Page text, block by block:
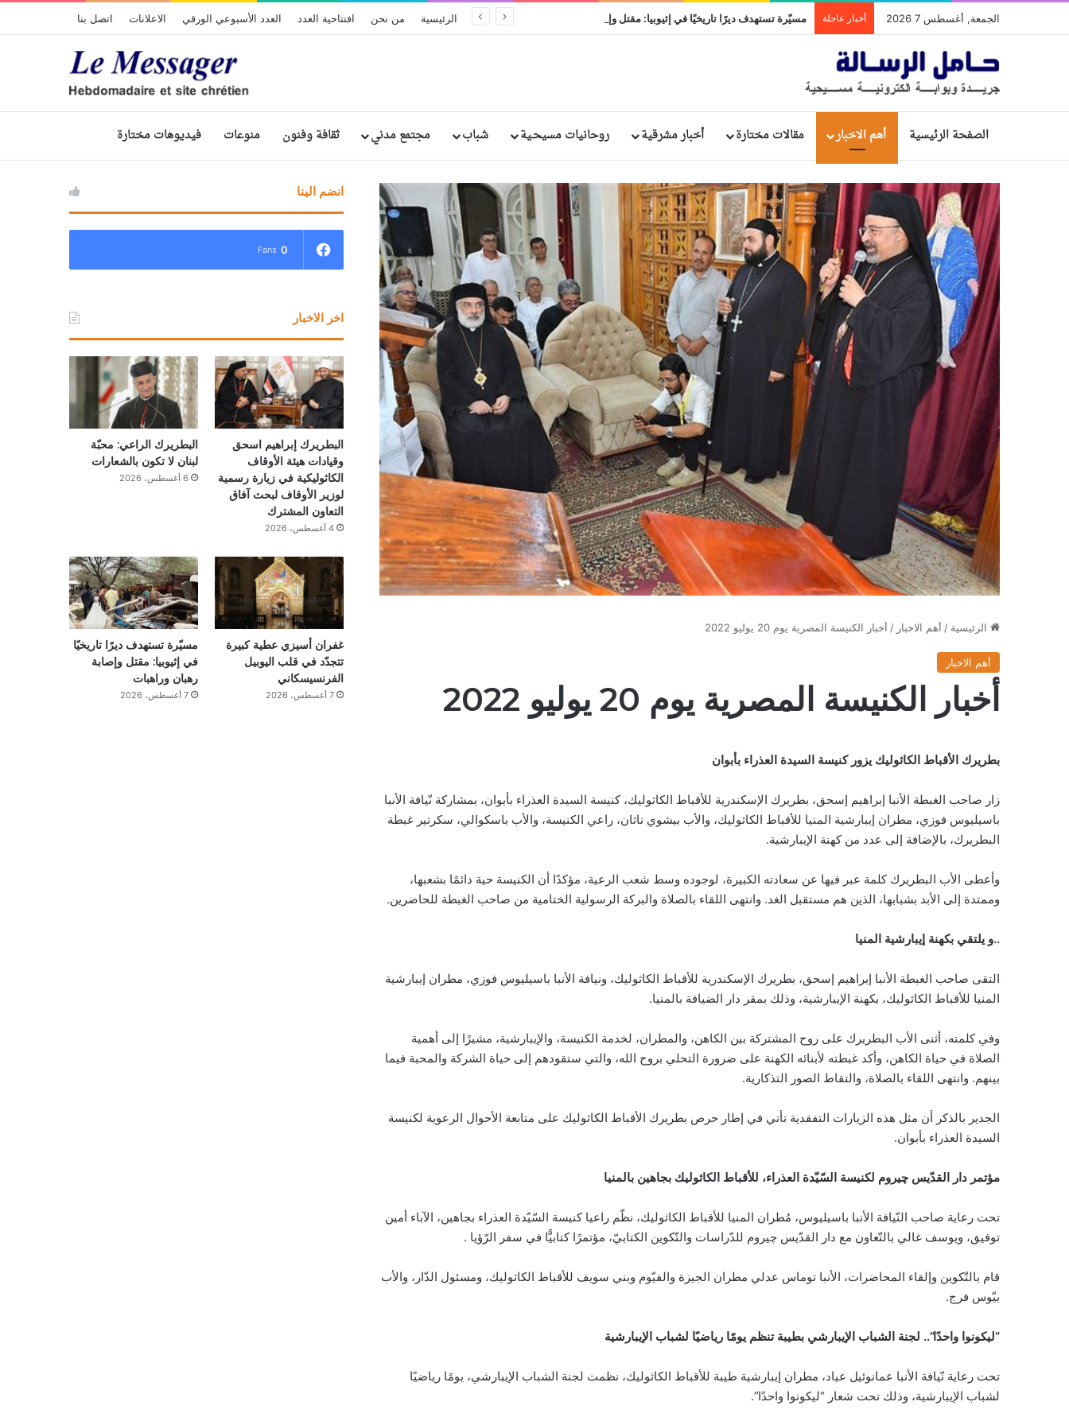
الجمعة, أغسطس 7 2026 أخبار عاجلة مسيّرة تستهدف ديرًا تاريخيًا في إثيوبيا: مقتل وإصابة رهبان وراهبات الرئيسية من نحن افتتاحية العدد العدد الأسبوعي الورقي الاعلانات اتصل بنا
الصفحة الرئيسية أهم الاخبار مقالات مختارة أخبار مشرقية روحانيات مسيحـية شباب مجتمع مدني ثقافة وفنون منوعات فيديوهات مختارة
الرئيسية / أهم الاخبار / أخبار الكنيسة المصرية يوم 20 يوليو 2022
أهم الاخبار
أخبار الكنيسة المصرية يوم 20 يوليو 2022
بطريرك الأقباط الكاثوليك يزور كنيسة السيدة العذراء بأبوان
زار صاحب الغبطة الأنبا إبراهيم إسحق، بطريرك الإسكندرية للأقباط الكاثوليك، كنيسة السيدة العذراء بأبوان، بمشاركة نّيافة الأنبا
باسيليوس فوزي، مطران إيبارشية المنيا للأقباط الكاثوليك، والأب بيشوي ناثان، راعي الكنيسة، والأب باسكوالي، سكرتير غبطة
البطريرك، بالإضافة إلى عدد من كهنة الإيبارشية.
وأعطى الأب البطريرك كلمة عبر فيها عن سعادته الكبيرة، لوجوده وسط شعب الرعية، مؤكدًا أن الكنيسة حية دائمًا بشعبها،
وممتدة إلى الأبد بشبابها، الذين هم مستقبل الغد. وانتهى اللقاء بالصلاة والبركة الرسولية الختامية من صاحب الغبطة للحاضرين.
..و يلتقي بكهنة إيبارشية المنيا
التقى صاحب الغبطة الأنبا إبراهيم إسحق، بطريرك الإسكندرية للأقباط الكاثوليك، ونيافة الأنبا باسيليوس فوزي، مطران إيبارشية
المنيا للأقباط الكاثوليك، بكهنة الإيبارشية، وذلك بمقر دار الضيافة بالمنيا.
وفي كلمته، أثنى الأب البطريرك على روح المشتركة بين الكاهن، والمطران، لخدمة الكنيسة، والإيبارشية، مشيرًا إلى أهمية
الصلاة في حياة الكاهن، وأكد غبطته لأبنائه الكهنة على ضرورة التحلي بروح الله، والتي ستقودهم إلى حياة الشركة والمحبة فيما
بينهم. وانتهى اللقاء بالصلاة، والتقاط الصور التذكارية.
الجدير بالذكر أن مثل هذه الزيارات التفقدية تأتي في إطار حرص بطريرك الأقباط الكاثوليك على متابعة الأحوال الرعوية لكنيسة
السيدة العذراء بأبوان.
مؤتمر دار القدّيس چيروم لكنيسة السّيّدة العذراء، للأقباط الكاثوليك بجاهين بالمنيا
تحت رعاية صاحب النّيافة الأنبا باسيليوس، مُطران المنيا للأقباط الكاثوليك، نظّم راعيا كنيسة السّيّدة العذراء بجاهين، الآباء أمين
توفيق، ويوسف غالي بالتّعاون مع دار القدّيس چيروم للدّراسات والتّكوين الكتابيّ، مؤتمرًا كتابيًّا في سفر الرّؤيا .
قام بالتّكوين وإلقاء المحاضرات، الأنبا توماس عدلي مطران الجيزة والفيّوم وبني سويف للأقباط الكاثوليك، ومسئول الدّار، والأب
بيّوس فرج.
“ليكونوا واحدًا”.. لجنة الشباب الإيبارشي بطيبة تنظم يومًا رياضيًا لشباب الإيبارشية
تحت رعاية نّيافة الأنبا عمانوئيل عياد، مطران إيبارشية طيبة للأقباط الكاثوليك، نظمت لجنة الشباب الإيبارشي، يومًا رياضيًا
لشباب الإيبارشية، وذلك تحت شعار “ليكونوا واحدًا”.
البابا: لتكن كل أداة تكنولوجية في خدمة
انضم الينا
0
Fans
اخر الاخبار
البطريرك إبراهيم اسحق
وقيادات هيئة الأوقاف
الكاثوليكية في زيارة رسمية
لوزير الأوقاف لبحث آفاق
التعاون المشترك
4 أغسطس، 2026
البطريرك الراعي: محبّة
لبنان لا تكون بالشعارات
6 أغسطس، 2026
غفران أسيزي عطية كبيرة
تتجدّد في قلب اليوبيل
الفرنسيسكاني
7 أغسطس، 2026
مسيّرة تستهدف ديرًا تاريخيًا
في إثيوبيا: مقتل وإصابة
رهبان وراهبات
7 أغسطس، 2026